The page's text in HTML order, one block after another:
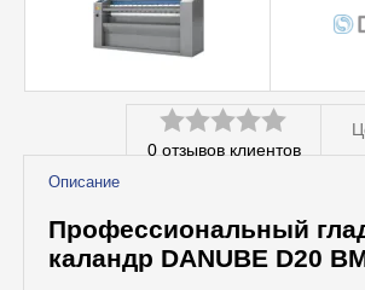
Профессиональная химия
Оценка
из
5
0отзывов клиентов
Описание
Профессиональный
каландр DANUBE D20